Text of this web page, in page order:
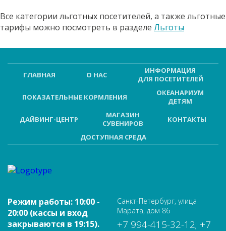
Все категории льготных посетителей, а также льготные
тарифы можно посмотреть в разделе Льготы
ГЛАВНАЯ О НАС
ИНФОРМАЦИЯ
ДЛЯ ПОСЕТИТЕЛЕЙ
ПОКАЗАТЕЛЬНЫЕ КОРМЛЕНИЯ
ОКЕАНАРИУМ
ДЕТЯМ
ДАЙВИНГ-ЦЕНТР
МАГАЗИН
СУВЕНИРОВ
КОНТАКТЫ
ДОСТУПНАЯ СРЕДА
Режим работы: 10:00 -
20:00 (кассы и вход
закрываются в 19:15).
Санкт-Петербург, улица
Марата, дом 86
+7 994-415-32-12; +7